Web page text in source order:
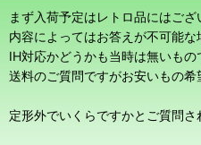
まず入荷予定はレトロ品にはご
内容によってはお答えが不可能
IH対応かどうかも当時は無いもの
送料のご質問ですがお安いもの
定形外でいくらですかとご質問